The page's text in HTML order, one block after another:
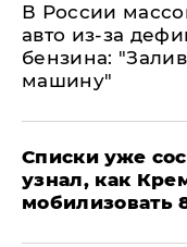
В России
авто из-за
бензина:
машину"
Списки уже
узнал, как
мобилизовать